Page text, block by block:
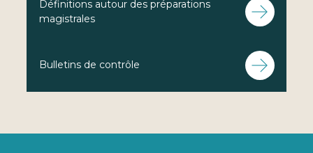
Définitions autour des préparations
magistrales
Bulletins de contrôle